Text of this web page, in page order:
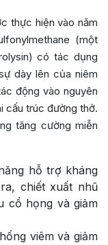
thực hiện vào năm
(một
có tác dụng
dày lên của niêm
động vào nguyên
cấu trúc đường thở.
tăng cường miễn
hỗ trợ kháng
chiết xuất nhũ
cổ họng và giảm
viêm và giảm